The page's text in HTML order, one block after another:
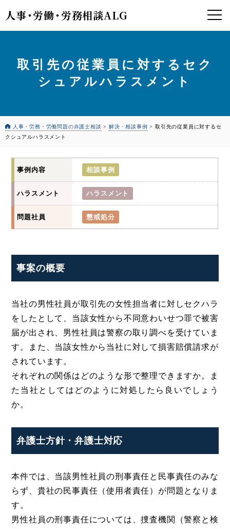
人事・労働・労務相談ALG
取引先の従業員に対するセク
シュアルハラスメント
人事・労務・労働問題の弁護士相談 >解決・相談事例 >取引先の従業員に対するセ
クシュアルハラスメント
事例内容 相談事例
ハラスメント ハラスメント
問題社員 懲戒処分
事案の概要
当社の男性社員が取引先の女性担当者に対しセクハラ
をしたとして、当該女性から不同意わいせつ罪で被害
届が出され、男性社員は警察の取り調べを受けていま
す。また、当該女性から当社に対して損害賠償請求が
されています。
それぞれの関係はどのような形で整理できますか。ま
た当社としてはどのように対処したら良いでしょう
か。
弁護士方針・弁護士対応
本件では、当該男性社員の刑事責任と民事責任のみな
らず、貴社の民事責任（使用者責任）が問題となりま
す。
男性社員の刑事責任については、捜査機関（警察と検